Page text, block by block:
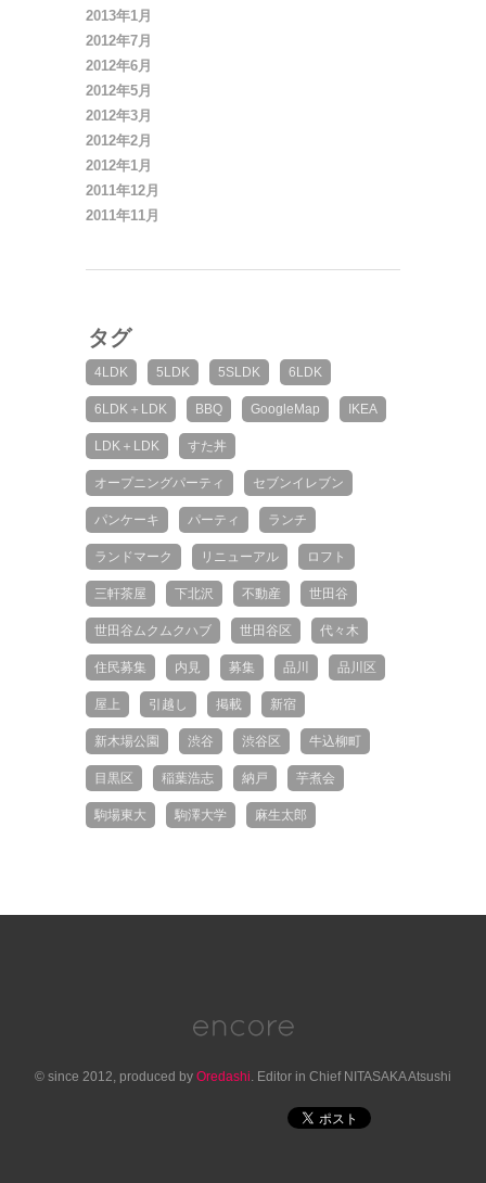
2013年1月
2012年7月
2012年6月
2012年5月
2012年3月
2012年2月
2012年1月
2011年12月
2011年11月
タグ
4LDK 5LDK 5SLDK 6LDK
6LDK＋LDK BBQ GoogleMap IKEA
LDK＋LDK すた丼
オープニングパーティ セブンイレブン
パンケーキ パーティ ランチ
ランドマーク リニューアル ロフト
三軒茶屋 下北沢 不動産 世田谷
世田谷ムクムクハブ 世田谷区 代々木
住民募集 内見 募集 品川 品川区
屋上 引越し 掲載 新宿
新木場公園 渋谷 渋谷区 牛込柳町
目黒区 稲葉浩志 納戸 芋煮会
駒場東大 駒澤大学 麻生太郎
© since 2012, produced by Oredashi. Editor in Chief NITASAKA Atsushi